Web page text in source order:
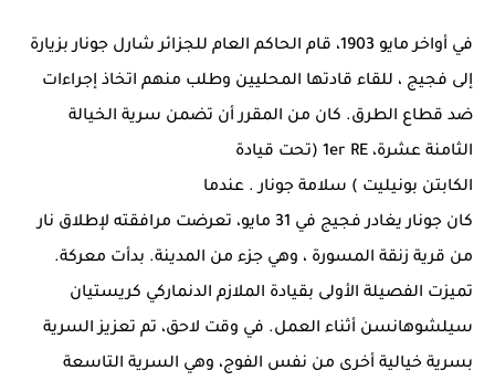
في أواخر مايو 1903، قام الحاكم العام للجزائر شارل جوناربزيارة
إلى فجيج ، للقاء قادتها المحليين وطلب منهم اتخاذ إجراءات
ضد قطاع الطرق. كان من المقرر أن تضمن سرية الخيالة
الثامنة عشرة، 1er RE (تحت قيادة
الكابتن بونيليت ) سلامة جونار . عندما
كان جوناريغادرفجيج
في 31 مايو، تعرضت مرافقته لإطلاق نار
من قرية زنقة المسورة ، وهي جزء من المدينة. بدأت معركة.
تميزت الفصيلة الأولى بقيادة الملازم الدنماركي كريستيان
سيلشوهانسن أثناء العمل. في وقت لاحق، تم تعزيز السرية
بسرية خيالية أخرى من نفس الفوج، وهي السرية التاسعة